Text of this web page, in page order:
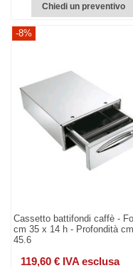
Chiedi un preventivo
-8%
Cassetto battifondi caffè -
cm 35 x 14 h - Profondità cm
45.6
119,60 € IVA esclusa